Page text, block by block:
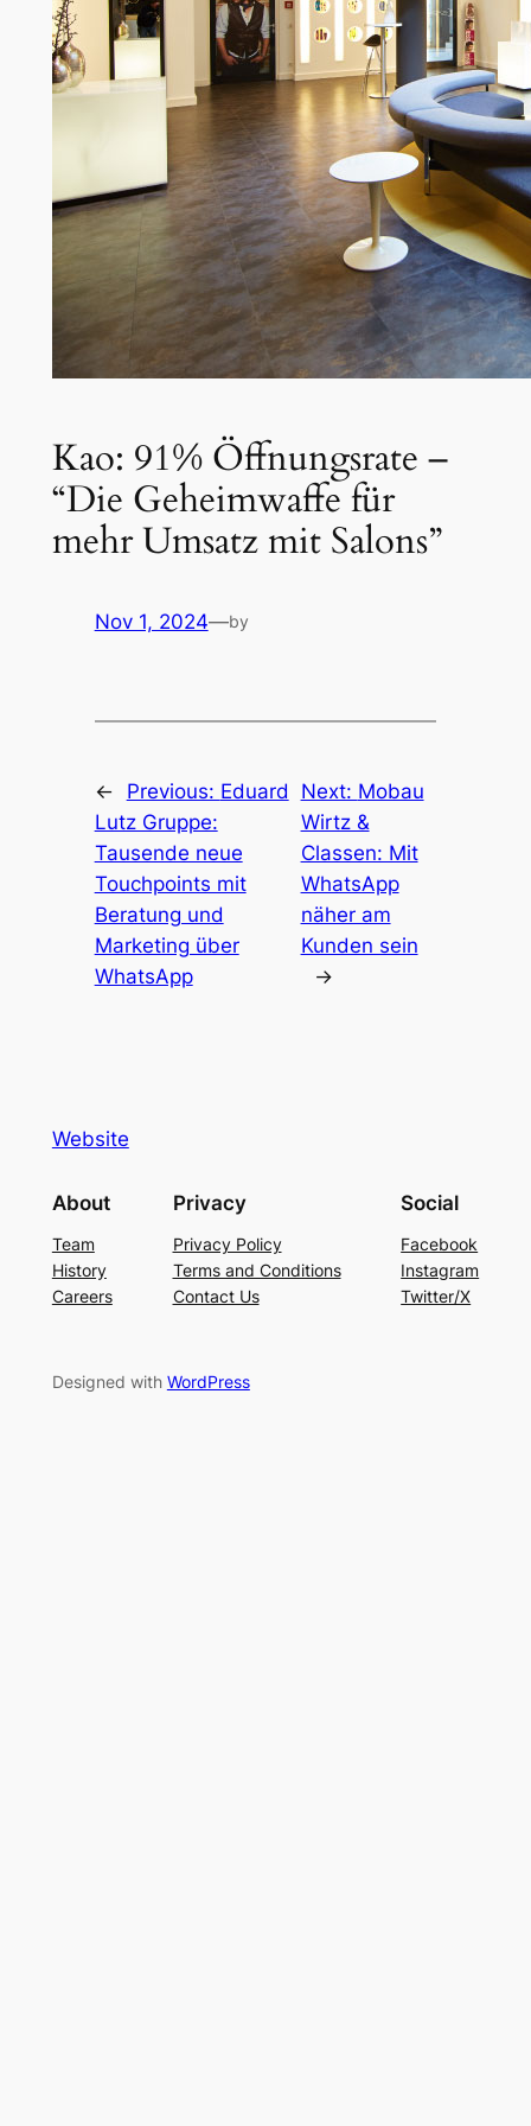
Kao: 91% Öffnungsrate –
“Die Geheimwaffe für
mehr Umsatz mit Salons”
Nov 1, 2024—by
← Previous: Eduard
Lutz Gruppe:
Tausende neue
Touchpoints mit
Beratung und
Marketing über
WhatsApp
Next: Mobau
Wirtz &
Classen: Mit
WhatsApp
näher am
Kunden sein
→
Website
About
Team
History
Careers
Privacy
Privacy Policy
Terms and Conditions
Contact Us
Social
Facebook
Instagram
Twitter/X
Designed with WordPress